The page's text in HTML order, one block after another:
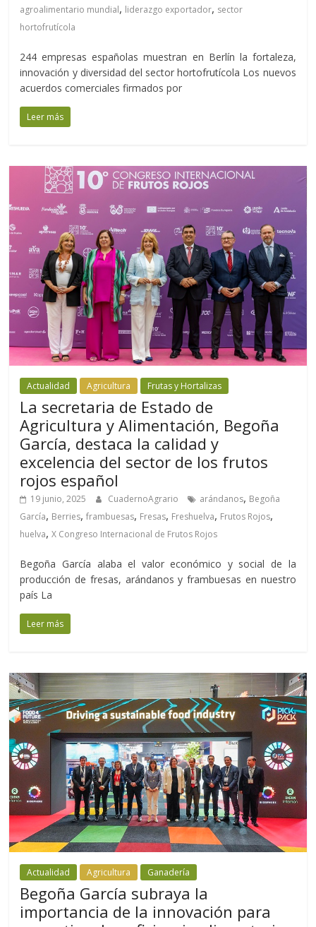
agroalimentario mundial, liderazgo exportador, sector
hortofrutícola
244 empresas españolas muestran en Berlín la fortaleza,
innovación y diversidad del sector hortofrutícola Los nuevos
acuerdos comerciales firmados por
Leer más
Actualidad Agricultura Frutas y Hortalizas
La secretaria de Estado de
Agricultura y Alimentación, Begoña
García, destaca la calidad y
excelencia del sector de los frutos
rojos español
19 junio, 2025 CuadernoAgrario arándanos, Begoña
García, Berries,frambuesas, Fresas, Freshuelva, Frutos Rojos,
huelva,X Congreso Internacional de Frutos Rojos
Begoña García alaba el valor económico y social de la
producción de fresas, arándanos y frambuesas en nuestro
país La
Leer más
Actualidad Agricultura Ganadería
Begoña García subraya la
importancia de la innovación para